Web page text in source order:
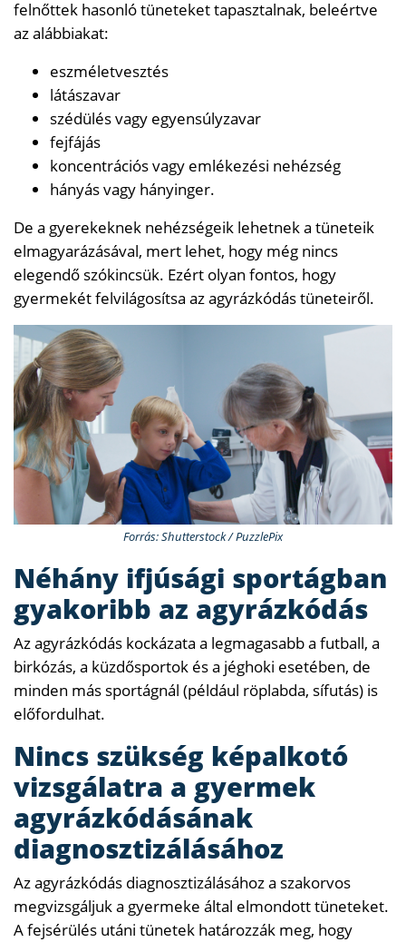
felnőttek hasonló tüneteket tapasztalnak, beleértve
az alábbiakat:
eszméletvesztés
látászavar
szédülés vagy egyensúlyzavar
fejfájás
koncentrációs vagy emlékezési nehézség
hányás vagy hányinger.
De a gyerekeknek nehézségeik lehetnek a tüneteik
elmagyarázásával, mert lehet, hogy még nincs
elegendő szókincsük. Ezért olyan fontos, hogy
gyermekét felvilágosítsa az agyrázkódás tüneteiről.
Forrás: Shutterstock / PuzzlePix
Néhány ifjúsági sportágban
gyakoribb az agyrázkódás
Az agyrázkódás kockázata a legmagasabb a futball, a
birkózás, a küzdősportok és a jéghoki esetében, de
minden más sportágnál (például röplabda, sífutás) is
előfordulhat.
Nincs szükség képalkotó
vizsgálatra a gyermek
agyrázkódásának
diagnosztizálásához
Az agyrázkódás diagnosztizálásához a szakorvos
megvizsgáljuk a gyermeke által elmondott tüneteket.
A fejsérülés utáni tünetek határozzák meg, hogy